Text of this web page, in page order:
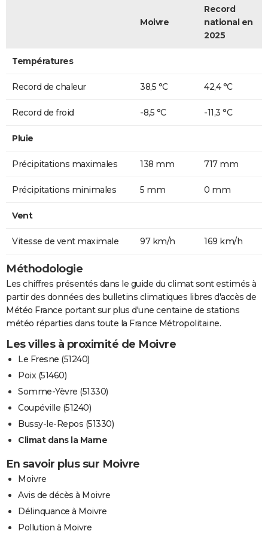
Moivre
Record
national en
2025
Températures
Record de chaleur 38,5 °C 42,4 °C
Record de froid -8,5 °C -11,3 °C
Pluie
Précipitations maximales 138 mm 717 mm
Précipitations minimales 5 mm 0 mm
Vent
Vitesse de vent maximale 97 km/h 169 km/h
Méthodologie
Les chiffres présentés dans le guide du climat sont estimés à
partir des données des bulletins climatiques libres d'accès de
Météo France portant sur plus d'une centaine de stations
météo réparties dans toute la France Métropolitaine.
Les villes à proximité de Moivre
Le Fresne (51240)
Poix (51460)
Somme-Yèvre (51330)
Coupéville (51240)
Bussy-le-Repos (51330)
Climat dans la Marne
En savoir plus sur Moivre
Moivre
Avis de décès à Moivre
Délinquance à Moivre
Pollution à Moivre